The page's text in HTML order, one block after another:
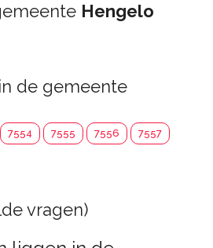
Hengelo
de gemeente
7554 7555 7556 7557
vragen)